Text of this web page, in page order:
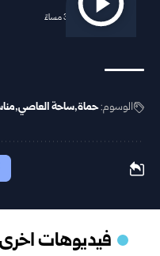
2025/12/05 3:07 مساءً
الوسوم:حماة ساحة العاصي
فيديوهات اخرى